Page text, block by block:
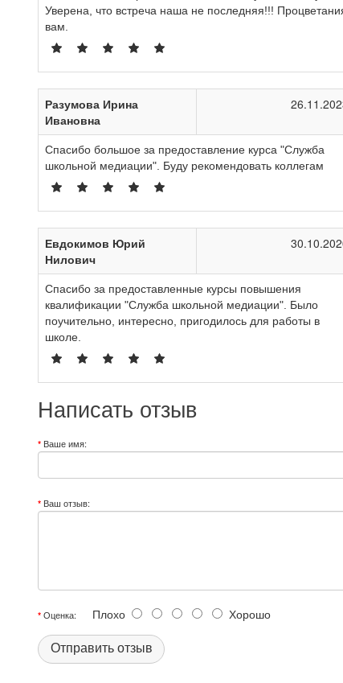
Уверена, что встреча наша не последняя!!!
вам.
Разумова Ирина
Ивановна
Спасибо большое за предоставление курса "Служба
школьной медиации". Буду рекомендовать коллегам
Евдокимов Юрий
Нилович
Спасибо за предоставленные курсы повышения
квалификации "Служба школьной медиации". Было
поучительно, интересно, пригодилось для работы в
школе.
Написать отзыв
Ваше имя:
Ваш отзыв:
Оценка: Плохо Хорошо
Отправить отзыв